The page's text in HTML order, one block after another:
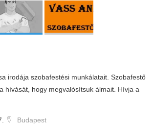
irodája szobafestési munkálatait. Szobafestő
hívását, hogy megvalósítsuk álmait. Hívja a
Budapest